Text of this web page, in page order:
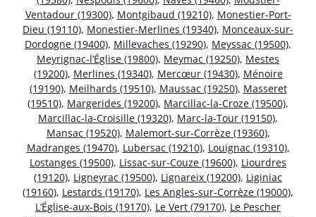
Ventadour (19300), Montgibaud (19210), Monestier-Port-
Dieu (19110), Monestier-Merlines (19340), Monceaux-sur-
Dordogne (19400), Millevaches (19290), Meyssac (19500),
Meyrignac-l’Église (19800), Meymac (19250), Mestes
(19200), Merlines (19340), Mercœur (19430), Ménoire
(19190), Meilhards (19510), Maussac (19250), Masseret
(19510), Margerides (19200), Marcillac-la-Croze (19500),
Marcillac-la-Croisille (19320), Marc-la-Tour (19150),
Mansac (19520), Malemort-sur-Corrèze (19360),
Madranges (19470), Lubersac (19210), Louignac (19310),
Lostanges (19500), Lissac-sur-Couze (19600), Liourdres
(19120), Ligneyrac (19500), Lignareix (19200), Liginiac
(19160), Lestards (19170), Les Angles-sur-Corrèze (19000),
L’Église-aux-Bois (19170), Le Vert (79170), Le Pescher